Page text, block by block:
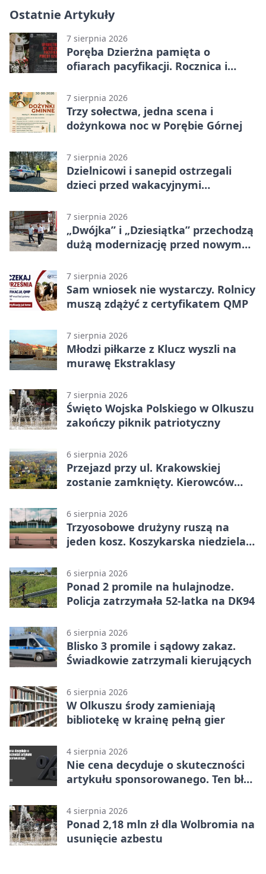
Ostatnie Artykuły
7 sierpnia 2026
Poręba Dzierżna pamięta o
ofiarach pacyfikacji. Rocznica i
7 sierpnia 2026
Trzy sołectwa, jedna scena i
dożynkowa noc w Porębie Górnej
7 sierpnia 2026
Dzielnicowi i sanepid ostrzegali
dzieci przed wakacyjnymi
7 sierpnia 2026
„Dwójka” i „Dziesiątka” przechodzą
dużą modernizację przed nowym
7 sierpnia 2026
Sam wniosek nie wystarczy. Rolnicy
muszą zdążyć z certyfikatem QMP
7 sierpnia 2026
Młodzi piłkarze z Klucz wyszli na
murawę Ekstraklasy
7 sierpnia 2026
Święto Wojska Polskiego w Olkuszu
zakończy piknik patriotyczny
6 sierpnia 2026
Przejazd przy ul. Krakowskiej
zostanie zamknięty. Kierowców
6 sierpnia 2026
Trzyosobowe drużyny ruszą na
jeden kosz. Koszykarska niedziela
6 sierpnia 2026
Ponad 2 promile na hulajnodze.
Policja zatrzymała 52-latka na DK94
6 sierpnia 2026
Blisko 3 promile i sądowy zakaz.
Świadkowie zatrzymali kierujących
6 sierpnia 2026
W Olkuszu środy zamieniają
bibliotekę w krainę pełną gier
4 sierpnia 2026
Nie cena decyduje o skuteczności
artykułu sponsorowanego. Ten błąd
4 sierpnia 2026
Ponad 2,18 mln zł dla Wolbromia na
usunięcie azbestu